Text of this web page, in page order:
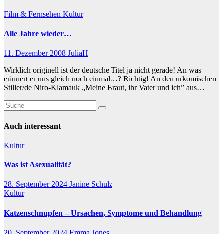
Film & Fernsehen Kultur
Alle Jahre wieder…
11. Dezember 2008 JuliaH
Wirklich originell ist der deutsche Titel ja nicht gerade! An was
erinnert er uns gleich noch einmal…? Richtig! An den urkomischen
Stiller/de Niro-Klamauk „Meine Braut, ihr Vater und ich” aus…
Auch interessant
Kultur
Was ist Asexualität?
28. September 2024 Janine Schulz
Kultur
Katzenschnupfen – Ursachen, Symptome und Behandlung
20. September 2024 Emma Jones